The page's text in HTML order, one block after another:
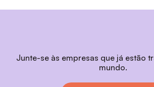
Junte-se às empresas que já estão
mundo.